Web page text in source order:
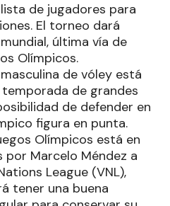
de jugadores para
El torneo dará
última vía de
Olímpicos.
de vóley está
de grandes
de defender en
figura en punta.
Olímpicos está en
Marcelo Méndez a
League (VNL),
tener una buena